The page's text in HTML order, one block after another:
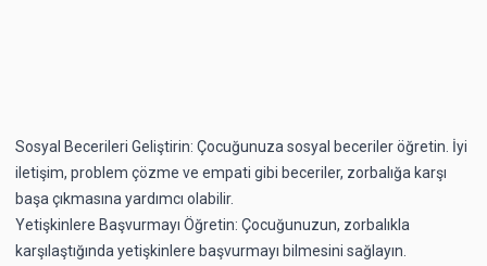
Sosyal Becerileri Geliştirin: Çocuğunuza sosyal beceriler öğretin. İyi
iletişim, problem çözme ve empati gibi beceriler, zorbalığa karşı
başa çıkmasına yardımcı olabilir.
Yetişkinlere Başvurmayı Öğretin: Çocuğunuzun, zorbalıkla
karşılaştığında yetişkinlere başvurmayı bilmesini sağlayın.